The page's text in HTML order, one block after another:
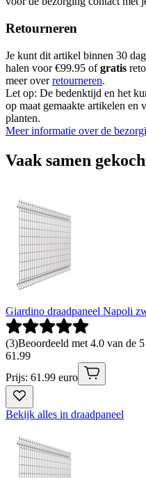
Retourneren
Je kunt dit artikel binnen 30
halen voor €99.95 ofgratis
meer overretourneren.
Let op: De bedenktijd en het
op maat gemaakte artikelen en
planten.
Meer informatie over de
Vaak samen
Giardino draadpaneel Napoli
(3)Beoordeeld met 4.0 van de
61 .99
Prijs: 61.99 euro
Bekijk alles in draadpaneel